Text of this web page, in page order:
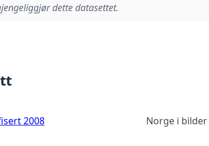
dette datasettet.
2008 Norge i bilder